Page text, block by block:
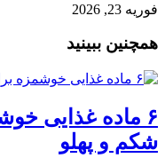
فوریه 23, 2026
همچنین ببینید
۶ ماده غذایی
شکم و پهلو